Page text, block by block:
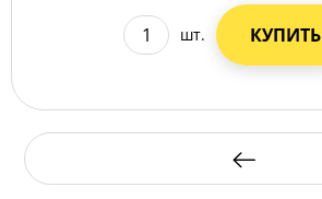
шт. КУПИТЬ